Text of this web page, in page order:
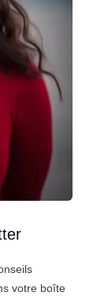
votre boîte